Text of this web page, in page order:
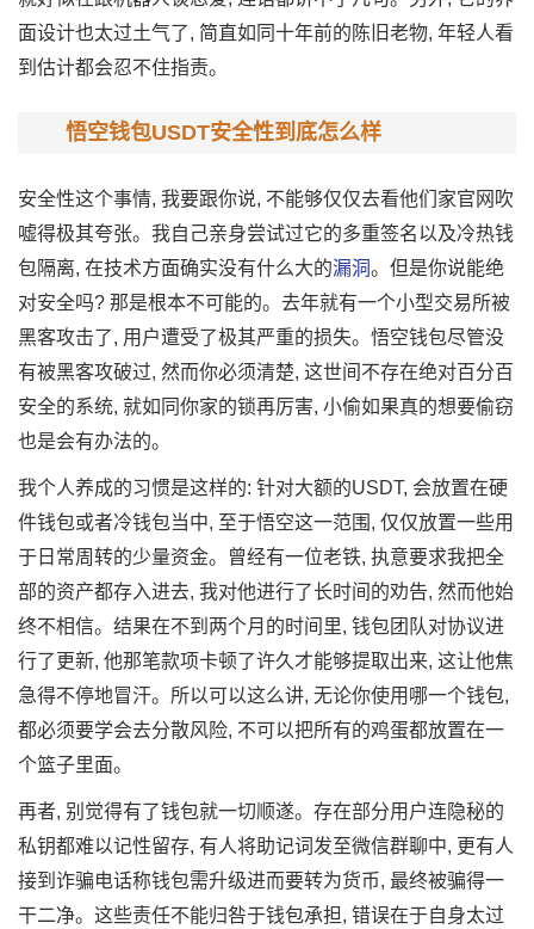
面设计也太过土气了, 简直如同十年前的陈旧老物, 年轻人看
到估计都会忍不住指责。
悟空钱包USDT安全性到底怎么样
安全性这个事情, 我要跟你说, 不能够仅仅去看他们家官网吹
嘘得极其夸张。我自己亲身尝试过它的多重签名以及冷热钱
包隔离, 在技术方面确实没有什么大的漏洞。但是你说能绝
对安全吗? 那是根本不可能的。去年就有一个小型交易所被
黑客攻击了, 用户遭受了极其严重的损失。悟空钱包尽管没
有被黑客攻破过, 然而你必须清楚, 这世间不存在绝对百分百
安全的系统, 就如同你家的锁再厉害, 小偷如果真的想要偷窃
也是会有办法的。
我个人养成的习惯是这样的: 针对大额的USDT, 会放置在硬
件钱包或者冷钱包当中, 至于悟空这一范围, 仅仅放置一些用
于日常周转的少量资金。曾经有一位老铁, 执意要求我把全
部的资产都存入进去, 我对他进行了长时间的劝告, 然而他始
终不相信。结果在不到两个月的时间里, 钱包团队对协议进
行了更新, 他那笔款项卡顿了许久才能够提取出来, 这让他焦
急得不停地冒汗。所以可以这么讲, 无论你使用哪一个钱包,
都必须要学会去分散风险, 不可以把所有的鸡蛋都放置在一
个篮子里面。
再者, 别觉得有了钱包就一切顺遂。存在部分用户连隐秘的
私钥都难以记性留存, 有人将助记词发至微信群聊中, 更有人
接到诈骗电话称钱包需升级进而要转为货币, 最终被骗得一
干二净。这些责任不能归咎于钱包承担, 错误在于自身太过